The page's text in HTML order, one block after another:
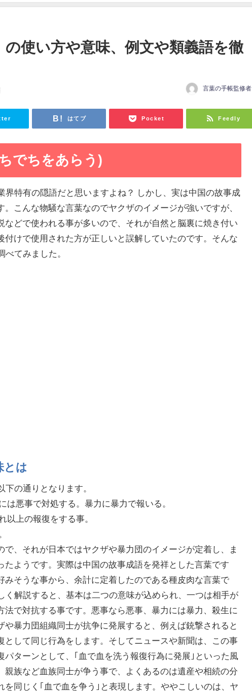
の使い方や意味、例文や類義語を徹
言葉の手帳監修者
はてブ Pocket Feedly
でちをあらう)
界特有の隠語だと思いますよね？ しかし、実は中国の故事成
。こんな物騒な言葉なのでヤクザのイメージが強いですが、
などで使われる事が多いので、それが自然と脳裏に焼き付い
付けで使用された方が正しいと誤解していたのです。そんな
べてみました。
とは
下の通りとなります。
は悪事で対処する。暴力に暴力で報いる。
以上の報復をする事。
で、それが日本ではヤクザや暴力団のイメージが定着し、ま
たようです。実際は中国の故事成語を発祥とした言葉です
みそうな事から、余計に定着したのである種皮肉な言葉で
く解説すると、基本は二つの意味が込められ、一つは相手が
法で対抗する事です。悪事なら悪事、暴力には暴力、殺生に
や暴力団組織同士が抗争に発展すると、例えば銃撃されると
として同じ行為をします。そしてニュースや新聞は、この事
パターンとして、｢血で血を洗う報復行為に発展｣といった風
親族など血族同士が争う事で、よくあるのは遺産や相続の分
を同じく｢血で血を争う｣と表現します。ややこしいのは、ヤ